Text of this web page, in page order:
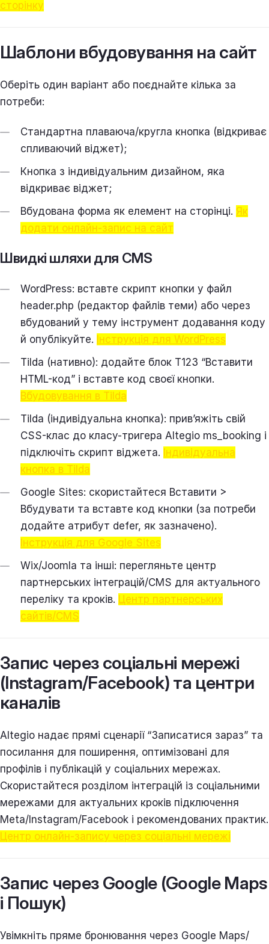
сторінку
Шаблони вбудовування на сайт
Оберіть один варіант або поєднайте кілька за
потреби:
Стандартна плаваюча/кругла кнопка (відкриває
спливаючий віджет);
Кнопка з індивідуальним дизайном, яка
відкриває віджет;
Вбудована форма як елемент на сторінці. Як
додати онлайн-запис на сайт
Швидкі шляхи для CMS
WordPress: вставте скрипт кнопки у файл
header.php (редактор файлів теми) або через
вбудований у тему інструмент додавання коду
й опублікуйте. Інструкція для WordPress
Tilda (нативно): додайте блок T123 “Вставити
HTML-код” і вставте код своєї кнопки.
Вбудовування в Tilda
Tilda (індивідуальна кнопка): прив’яжіть свій
CSS-клас до класу-тригера Altegio ms_booking і
підключіть скрипт віджета. Індивідуальна
кнопка в Tilda
Google Sites: скористайтеся Вставити >
Вбудувати та вставте код кнопки (за потреби
додайте атрибут defer, як зазначено).
Інструкція для Google Sites
Wix/Joomla та інші: перегляньте центр
партнерських інтеграцій/CMS для актуального
переліку та кроків. Центр партнерських
сайтів/CMS
Запис через соціальні мережі
(Instagram/Facebook) та центри
каналів
Altegio надає прямі сценарії “Записатися зараз” та
посилання для поширення, оптимізовані для
профілів і публікацій у соціальних мережах.
Скористайтеся розділом інтеграцій із соціальними
мережами для актуальних кроків підключення
Meta/Instagram/Facebook і рекомендованих практик.
Центр онлайн-запису через соціальні мережі
Запис через Google (Google Maps
і Пошук)
Увімкніть пряме бронювання через Google Maps/